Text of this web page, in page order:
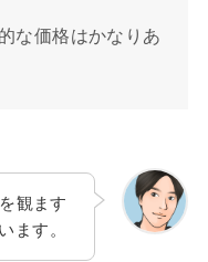
な価格はかなりあ
観ます
ます。